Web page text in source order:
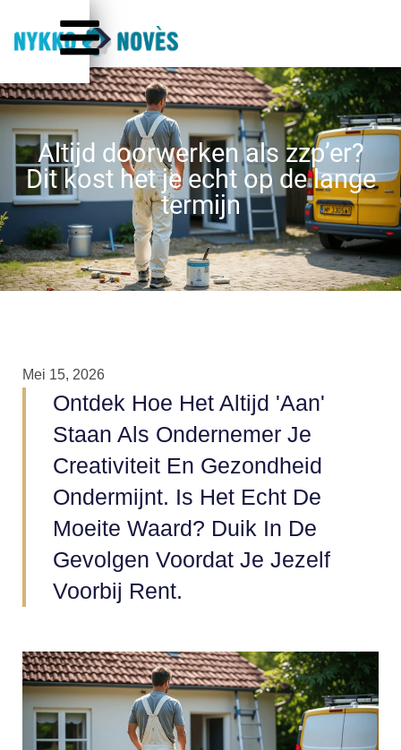
Altijd doorwerken als zzp’er?
Dit kost het je echt op de lange
termijn
Mei 15, 2026
Ontdek Hoe Het Altijd 'aan'
Staan Als Ondernemer Je
Creativiteit En Gezondheid
Ondermijnt. Is Het Echt De
Moeite Waard? Duik In De
Gevolgen Voordat Je Jezelf
Voorbij Rent.